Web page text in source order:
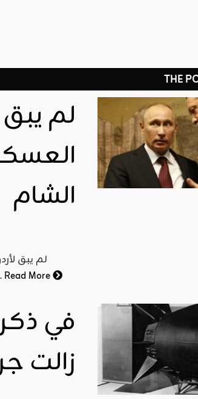
THE
لم
الشام
لم يبق
تفاصيل اتفاقRead More
في
زالت